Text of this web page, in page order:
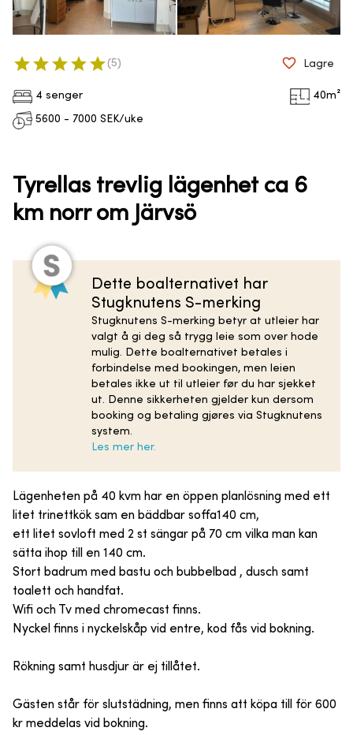
4 senger 40m²
5600 - 7000 SEK/uke
( 5 ) Lagre
Tyrellas trevlig lägenhet ca 6
km norr om Järvsö
Dette boalternativet har
Stugknutens S-merking
Stugknutens S-merking betyr at utleier har
valgt å gi deg så trygg leie som over hode
mulig. Dette boalternativet betales i
forbindelse med bookingen, men leien
betales ikke ut til utleier før du har sjekket
ut. Denne sikkerheten gjelder kun dersom
booking og betaling gjøres via Stugknutens
system.
Les mer her.
Lägenheten på 40 kvm har en öppen planlösning med ett
litet trinettkök sam en bäddbar soffa140 cm,
ett litet sovloft med 2 st sängar på 70 cm vilka man kan
sätta ihop till en 140 cm.
Stort badrum med bastu och bubbelbad , dusch samt
toalett och handfat.
Wifi och Tv med chromecast finns.
Nyckel finns i nyckelskåp vid entre, kod fås vid bokning.
Rökning samt husdjur är ej tillåtet.
Gästen står för slutstädning, men finns att köpa till för 600
kr meddelas vid bokning.